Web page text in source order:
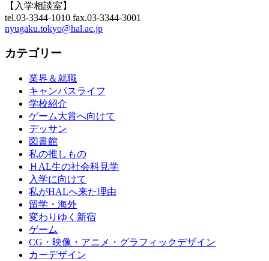
【入学相談室】
tel.03-3344-1010 fax.03-3344-3001
nyugaku.tokyo@hal.ac.jp
カテゴリー
業界＆就職
キャンパスライフ
学校紹介
ゲーム大賞へ向けて
デッサン
図書館
私の推しもの
ＨAL生の社会科見学
入学に向けて
私がHALへ来た理由
留学・海外
変わりゆく新宿
ゲーム
CG・映像・アニメ・グラフィックデザイン
カーデザイン